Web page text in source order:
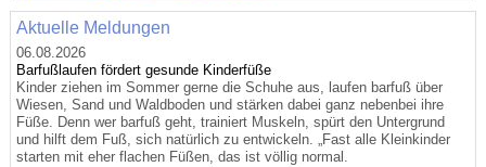
Aktuelle Meldungen
06.08.2026
Barfußlaufen fördert gesunde Kinderfüße
Kinder ziehen im Sommer gerne die Schuhe aus, laufen barfuß über
Wiesen, Sand und Waldboden und stärken dabei ganz nebenbei ihre
Füße. Denn wer barfuß geht, trainiert Muskeln, spürt den Untergrund
und hilft dem Fuß, sich natürlich zu entwickeln. „Fast alle Kleinkinder
starten mit eher flachen Füßen, das ist völlig normal.